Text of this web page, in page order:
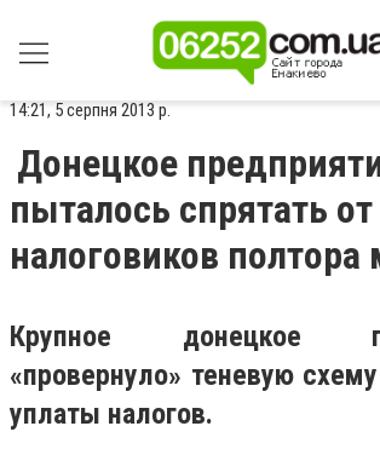
14:21, 5 серпня 2013 р.
Донецкое
пыталось спрятать от
налоговиков полтора
Крупное донецкое
«провернуло» теневую
уплаты налогов.